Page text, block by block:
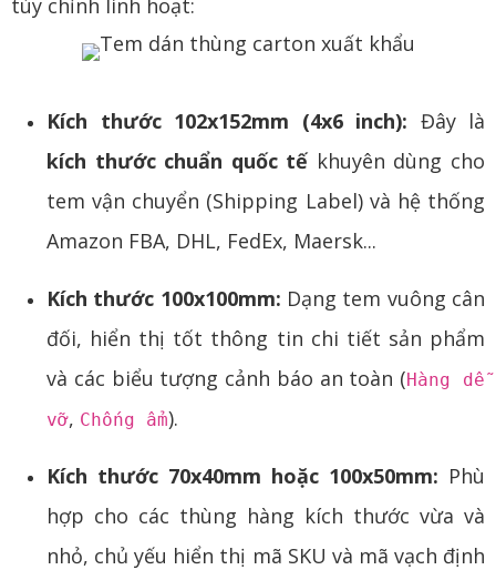
Kích thước 102x152mm (4x6 inch): Đây là
kích thước chuẩn quốc tế khuyên dùng cho
tem vận chuyển (Shipping Label) và hệ thống
Amazon FBA, DHL, FedEx, Maersk...
Kích thước 100x100mm: Dạng tem vuông cân
đối, hiển thị tốt thông tin chi tiết sản phẩm
và các biểu tượng cảnh báo an toàn (Hàng dễ
vỡ, Chống ẩm).
Kích thước 70x40mm hoặc 100x50mm: Phù
hợp cho các thùng hàng kích thước vừa và
nhỏ, chủ yếu hiển thị mã SKU và mã vạch định